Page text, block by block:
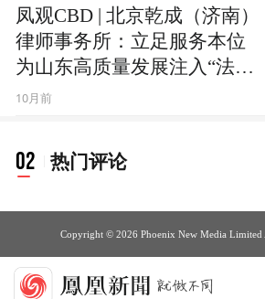
凤观CBD | 北京乾成（济南）
律师事务所：立足服务本位
为山东高质量发展注入“法治
动能”
10月前
02 热门评论
Copyright © 2026 Phoenix New Media Limited